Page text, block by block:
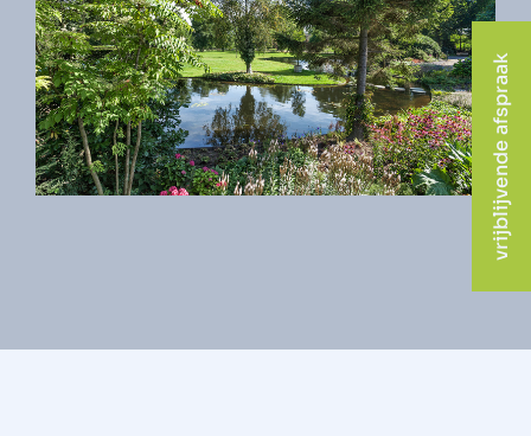
vrijblijvende afspraak